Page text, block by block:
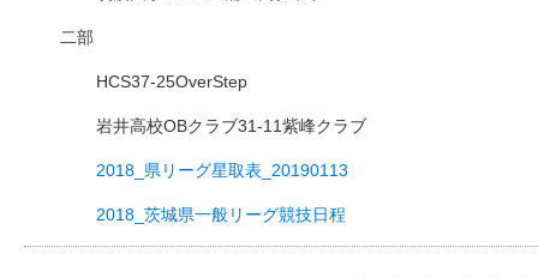
二部
HCS37-25OverStep
岩井高校OBクラブ31-11紫峰クラブ
2018_県リーグ星取表_20190113
2018_茨城県一般リーグ競技日程